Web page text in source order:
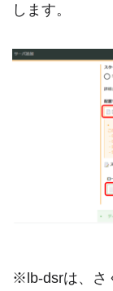
します。
※lb-dsrは、さ